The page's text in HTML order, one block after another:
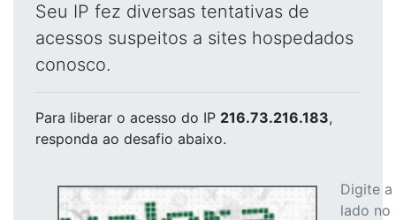
Seu IP fez diversas tentativas de
acessos suspeitos a sites hospedados
conosco.
Para liberar o acesso do IP 216.73.216.183,
responda ao desafio abaixo.
Digite
lado no